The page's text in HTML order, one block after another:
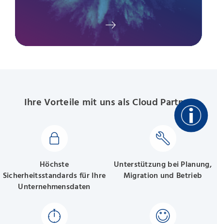
Ihre Vorteile mit uns als Cloud Partner
Höchste
Sicherheitsstandards für Ihre
Unternehmensdaten
Unterstützung bei Planung,
Migration und Betrieb